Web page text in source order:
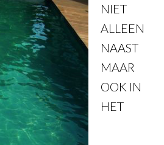
NIET
ALLEEN
NAAST
MAAR
OOK IN
HET